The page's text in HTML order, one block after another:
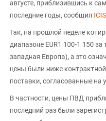
августе, приблизившись к
последние годы, сообщил ICIS
Так, на прошлой неделе
диапазоне EUR1 100-1 150 за
западная Европа), а это
цены были ниже
поставки, согласованные на
В частности, цены ПВД
последний раз были